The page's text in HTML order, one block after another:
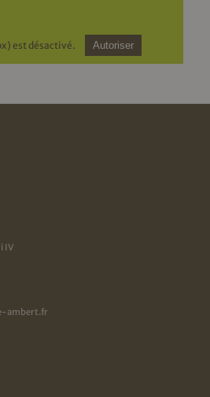
est désactivé. Autoriser
IV
ambert.fr